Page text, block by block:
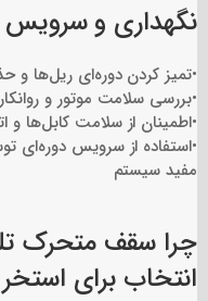
نگهداری و سرویس
•تمیز کردن دوره‌ای ریل‌ها و
•بررسی سلامت موتور و
•اطمینان از سلامت کابل‌ها و
•استفاده از سرویس دوره‌ای
مفید سیستم
چرا سقف متحرک
انتخاب برای